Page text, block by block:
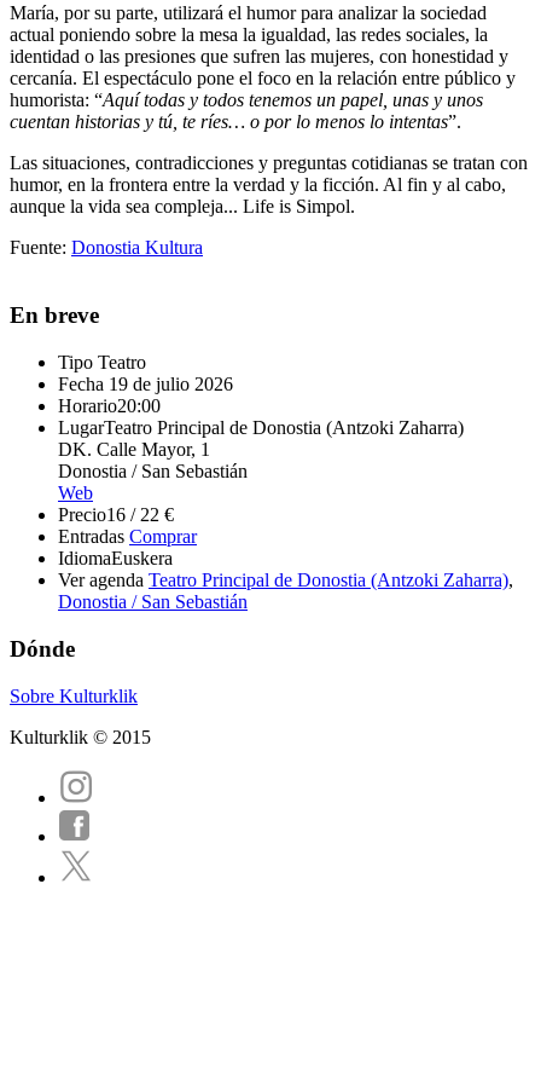
María, por su parte, utilizará el humor para analizar la sociedad
actual poniendo sobre la mesa la igualdad, las redes sociales, la
identidad o las presiones que sufren las mujeres, con honestidad y
cercanía. El espectáculo pone el foco en la relación entre público y
humorista: “Aquí todas y todos tenemos un papel, unas y unos
cuentan historias y tú, te ríes… o por lo menos lo intentas”.
Las situaciones, contradicciones y preguntas cotidianas se tratan con
humor, en la frontera entre la verdad y la ficción. Al fin y al cabo,
aunque la vida sea compleja... Life is Simpol.
Fuente: Donostia Kultura
En breve
Tipo Teatro
Fecha 19 de julio 2026
Horario20:00
LugarTeatro Principal de Donostia (Antzoki Zaharra)
DK. Calle Mayor, 1
Donostia / San Sebastián
Web
Precio16 / 22 €
Entradas Comprar
IdiomaEuskera
Ver agenda Teatro Principal de Donostia (Antzoki Zaharra),
Donostia / San Sebastián
Dónde
Sobre Kulturklik
Kulturklik © 2015